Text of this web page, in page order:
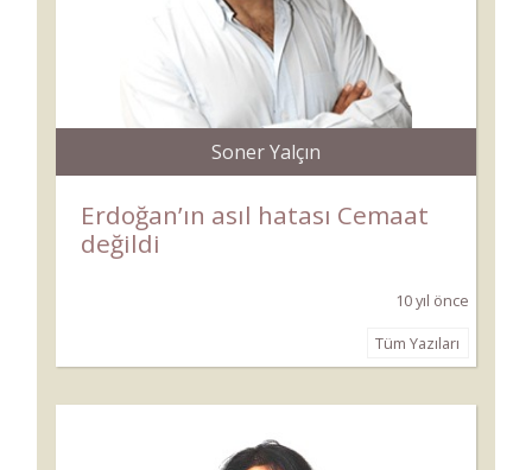
Soner Yalçın
Erdoğan’ın asıl hatası Cemaat
değildi
10 yıl önce
Tüm Yazıları